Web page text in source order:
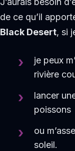
de ce qu’il
Black Desert, si
je peux
rivière
lancer
poissons
ou
soleil.